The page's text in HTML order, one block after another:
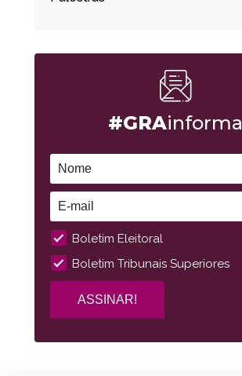
#GRAinforma
Boletim Eleitoral
Boletim Tribunais Superiores